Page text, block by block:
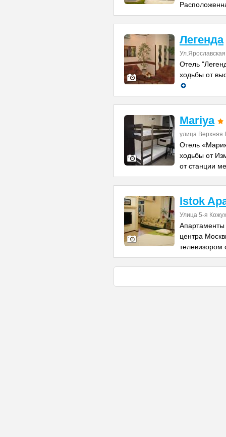
Легенда
Отель
ходьбы от
Mariya
улица Верхняя
Отель
ходьбы от
от станции
Istok
Улица 5-я
Апартаменты
центра
телевизором